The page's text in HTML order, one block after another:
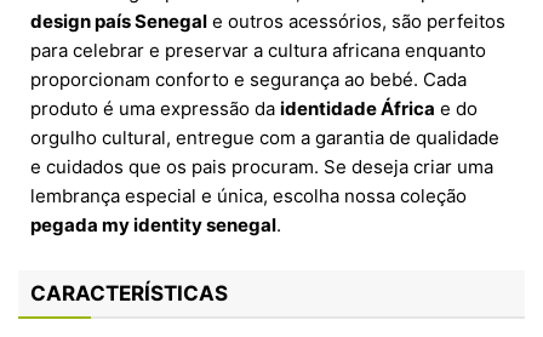
design país Senegal e outros acessórios, são perfeitos
para celebrar e preservar a cultura africana enquanto
proporcionam conforto e segurança ao bebé. Cada
produto é uma expressão da identidade África e do
orgulho cultural, entregue com a garantia de qualidade
e cuidados que os pais procuram. Se deseja criar uma
lembrança especial e única, escolha nossa coleção
pegada my identity senegal.
CARACTERÍSTICAS